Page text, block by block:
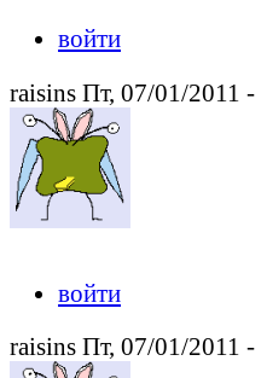
войти
raisins Пт, 07/01/2011 -
войти
raisins Пт, 07/01/2011 -